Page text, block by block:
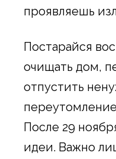
проявляешь
Постарайся
очищать дом,
отпустить
После 29
идеи. Важно